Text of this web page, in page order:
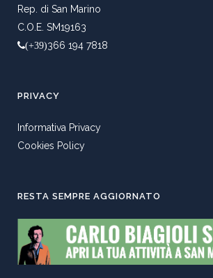
Rep. di San Marino
C.O.E. SM19163
(+39)366 194 7818
PRIVACY
Informativa Privacy
Cookies Policy
RESTA SEMPRE AGGIORNATO